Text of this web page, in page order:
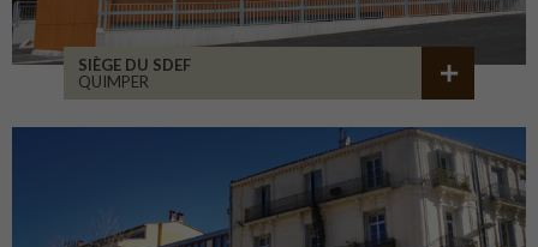
SIÈGE DU SDEF
QUIMPER